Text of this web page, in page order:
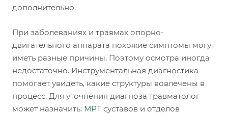
дополнительно.
При заболеваниях и травмах опорно-
двигательного аппарата похожие симптомы могут
иметь разные причины. Поэтому осмотра иногда
недостаточно. Инструментальная диагностика
помогает увидеть, какие структуры вовлечены в
процесс. Для уточнения диагноза травматолог
может назначить: МРТ суставов и отделов